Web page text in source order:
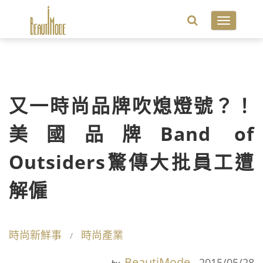
Toggle
又一時尚品牌吹熄燈號？！
美國品牌Band of
Outsiders驚傳大批員工遭
解僱
時尚新鮮事 時尚產業